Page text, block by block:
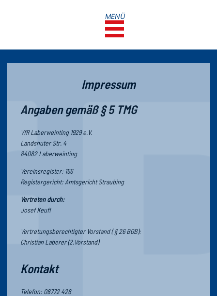
MENÜ
Impressum
Angaben gemäß § 5 TMG
VfR Laberweinting 1929 e.V.
Landshuter Str. 4
84082 Laberweinting
Vereinsregister: 156
Registergericht: Amtsgericht Straubing
Vertreten durch:
Josef Keufl
Vertretungsberechtigter Vorstand ( § 26 BGB):
Christian Laberer (2.Vorstand)
Kontakt
Telefon: 08772 426